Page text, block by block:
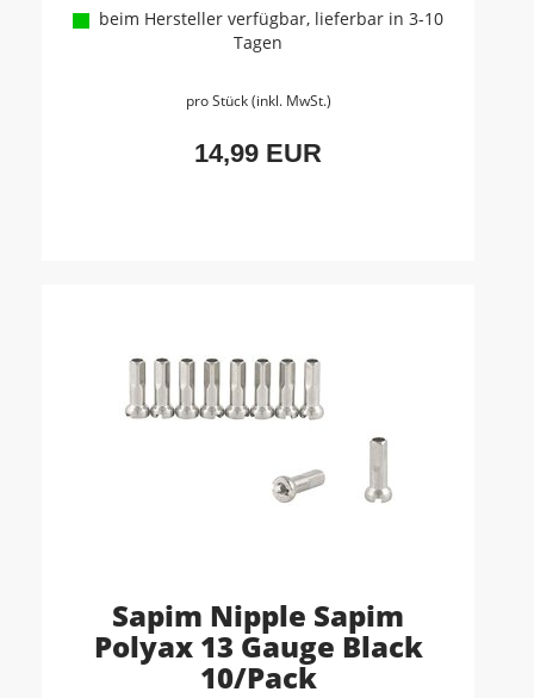
beim Hersteller verfügbar, lieferbar in 3-10
Tagen
pro Stück (inkl. MwSt.)
14,99 EUR
Sapim Nipple Sapim
Polyax 13 Gauge Black
10/Pack